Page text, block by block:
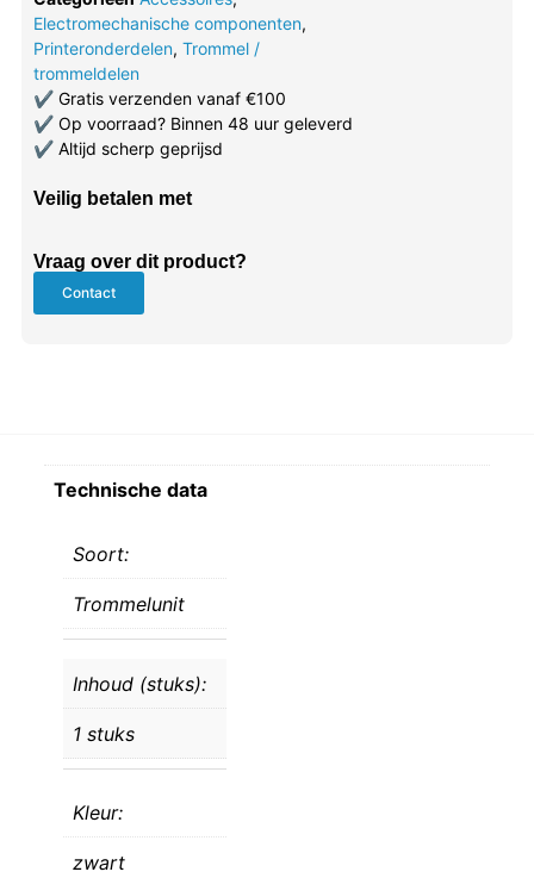
Electromechanische componenten,
Printeronderdelen, Trommel /
trommeldelen
✔Gratis verzenden vanaf €100
✔Op voorraad? Binnen 48 uur geleverd
✔Altijd scherp geprijsd
Veilig betalen met
Vraag over dit product?
Contact
Technische data
Soort:
Trommelunit
Inhoud (stuks):
1 stuks
Kleur:
zwart